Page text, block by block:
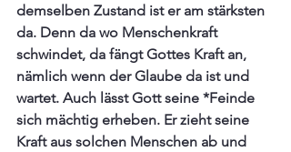
demselben Zustand ist er am stärksten
da. Denn da wo Menschenkraft
schwindet, da fängt Gottes Kraft an,
nämlich wenn der Glaube da ist und
wartet. Auch lässt Gott seine *Feinde
sich mächtig erheben. Er zieht seine
Kraft aus solchen Menschen ab und